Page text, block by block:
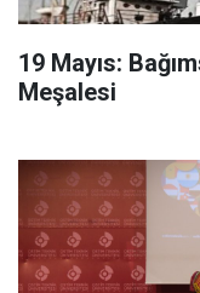
19 Mayıs:
Meşalesi